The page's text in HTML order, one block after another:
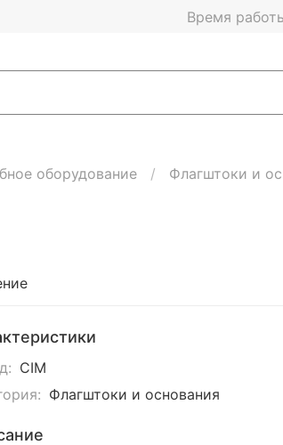
Время
оборудование Флагштоки и
CIM
Флагштоки и основания